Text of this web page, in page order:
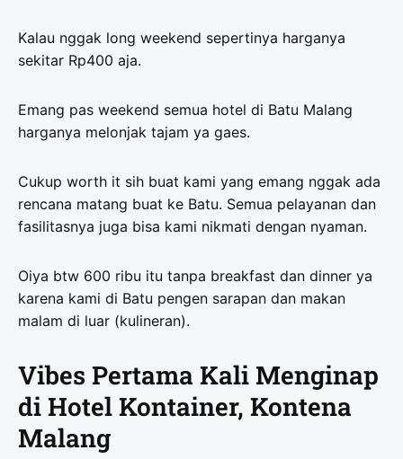
Kalau nggak long weekend sepertinya harganya
sekitar Rp400 aja.
Emang pas weekend semua hotel di Batu Malang
harganya melonjak tajam ya gaes.
Cukup worth it sih buat kami yang emang nggak ada
rencana matang buat ke Batu. Semua pelayanan dan
fasilitasnya juga bisa kami nikmati dengan nyaman.
Oiya btw 600 ribu itu tanpa breakfast dan dinner ya
karena kami di Batu pengen sarapan dan makan
malam di luar (kulineran).
Vibes Pertama Kali Menginap
di Hotel Kontainer, Kontena
Malang